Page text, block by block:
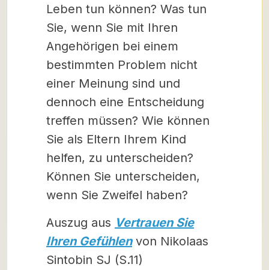
Leben tun können? Was tun
Sie, wenn Sie mit Ihren
Angehörigen bei einem
bestimmten Problem nicht
einer Meinung sind und
dennoch eine Entscheidung
treffen müssen? Wie können
Sie als Eltern Ihrem Kind
helfen, zu unterscheiden?
Können Sie unterscheiden,
wenn Sie Zweifel haben?
Auszug aus Vertrauen Sie
Ihren Gefühlenvon Nikolaas
Sintobin SJ (S.11)